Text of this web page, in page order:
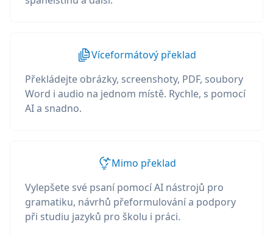
Víceformátový překlad
Překládejte obrázky, screenshoty, PDF, soubory
Word i audio na jednom místě. Rychle, s pomocí
AI a snadno.
Mimo překlad
Vylepšete své psaní pomocí AI nástrojů pro
gramatiku, návrhů přeformulování a podpory
při studiu jazyků pro školu i práci.